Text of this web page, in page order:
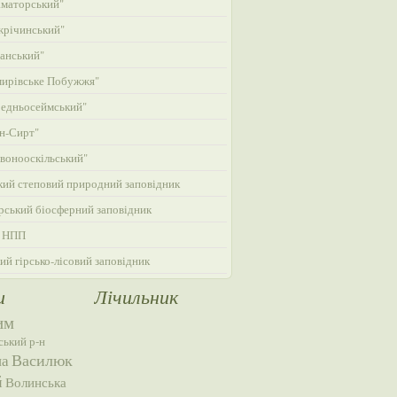
Побужжя"
Сирт"
степовий природний заповідник
біосферний заповідник
НПП
гірсько-лісовий заповідник
р-н
Василюк
Волинська
Лічильник